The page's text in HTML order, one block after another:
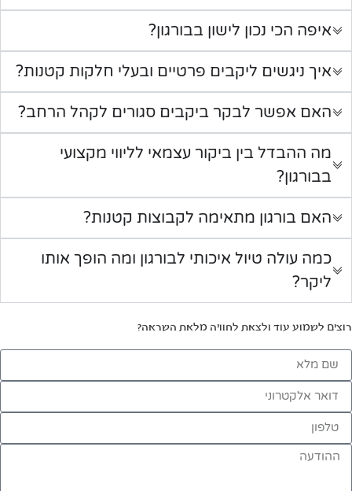
איפה הכי נכון לישון בבורגון?
איך ניגשים ליקבים פרטיים ובעלי חלקות קטנות?
האם אפשר לבקר ביקבים סגורים לקהל הרחב?
מה ההבדל בין ביקור עצמאי לליווי מקצועי
בבורגון?
האם בורגון מתאימה לקבוצות קטנות?
כמה עולה טיול איכותי לבורגון ומה הופך אותו
ליקר?
רוצים לשמוע עוד ולצאת לחוויה מלאת השראה?